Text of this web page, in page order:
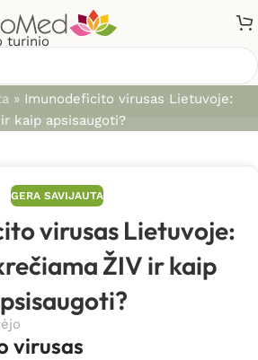
turinio
» Imunodeficito virusas Lietuvoje:
kaip apsisaugoti?
GERA SAVIJAUTA
virusas Lietuvoje:
ŽIV ir kaip
virusas